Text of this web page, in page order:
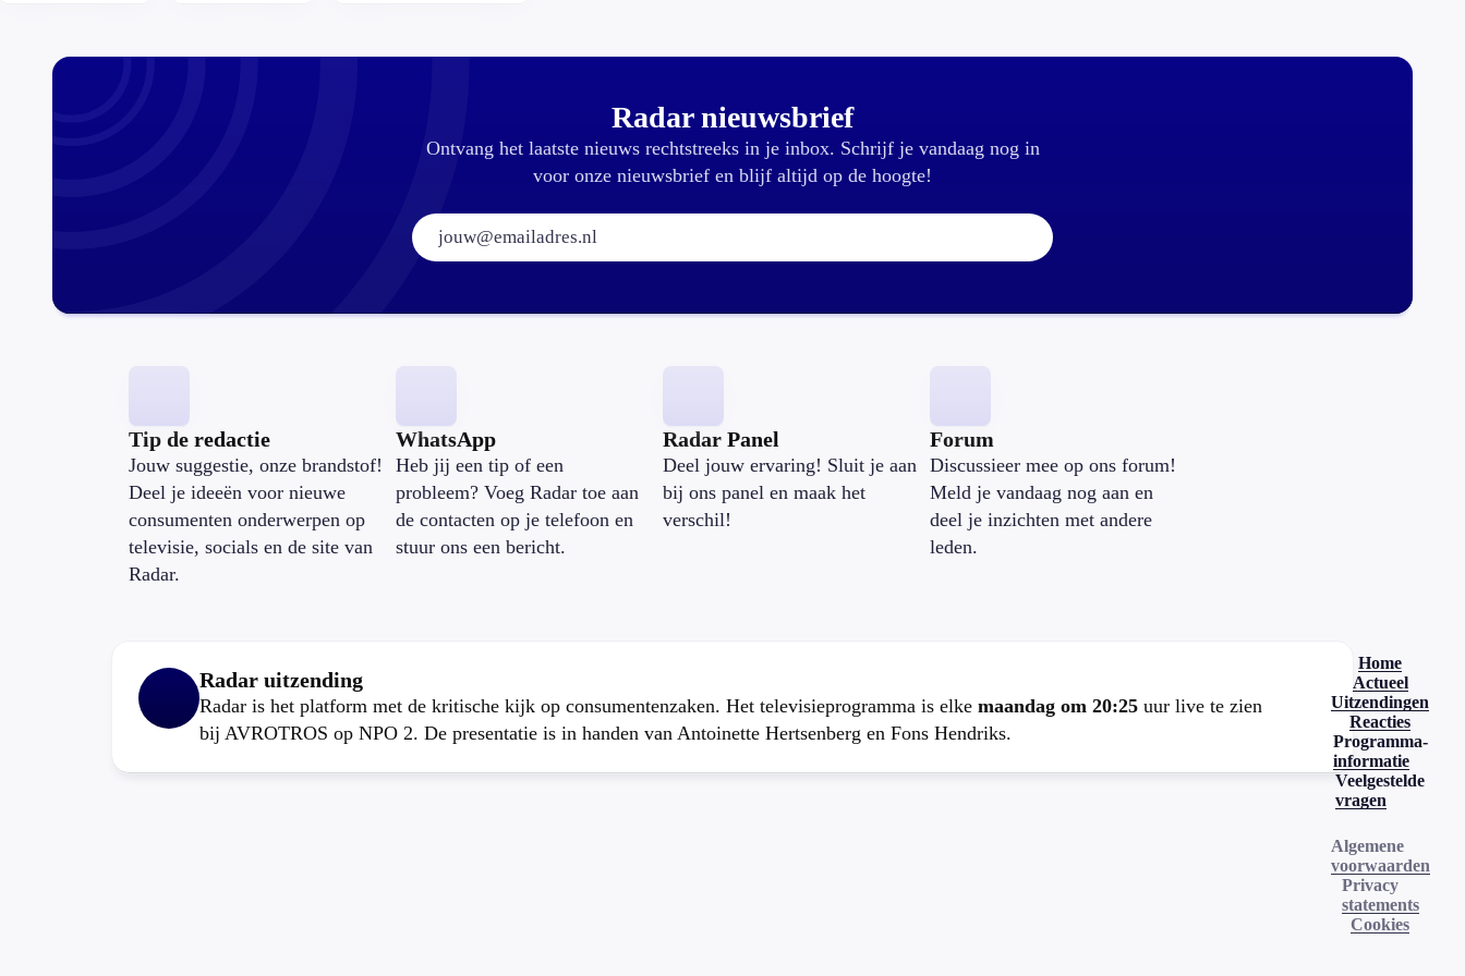
Radar nieuwsbrief
Ontvang het laatste nieuws rechtstreeks in je inbox. Schrijf je vandaag nog in
voor onze nieuwsbrief en blijf altijd op de hoogte!
E-mailadres:
Tip de redactie
Jouw suggestie, onze brandstof!
Deel je ideeën voor nieuwe
consumenten onderwerpen op
televisie, socials en de site van
Radar.
WhatsApp
Heb jij een tip of een
probleem? Voeg Radar toe aan
de contacten op je telefoon en
stuur ons een bericht.
Radar Panel
Deel jouw ervaring! Sluit je aan
bij ons panel en maak het
verschil!
Forum
Discussieer mee op ons forum!
Meld je vandaag nog aan en
deel je inzichten met andere
leden.
Radar uitzending
Radar is het platform met de kritische kijk op consumentenzaken. Het televisieprogramma is elke maandag om 20:25 uur live te zien
bij AVROTROS op NPO 2. De presentatie is in handen van Antoinette Hertsenberg en Fons Hendriks.
Home
Actueel
Uitzendingen
Reacties
Programma-
informatie
Veelgestelde
vragen
Algemene
voorwaarden
Privacy
statements
Cookies